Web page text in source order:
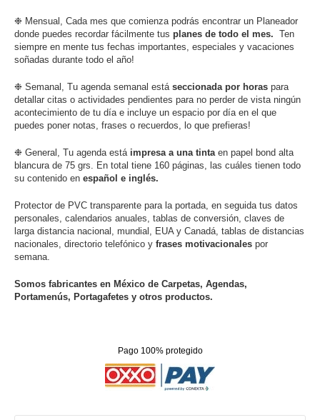
❉ Mensual, Cada mes que comienza podrás encontrar un Planeador
donde puedes recordar fácilmente tus planes de todo el mes. Ten
siempre en mente tus fechas importantes, especiales y vacaciones
soñadas durante todo el año!
❉ Semanal, Tu agenda semanal está seccionada por horas para
detallar citas o actividades pendientes para no perder de vista ningún
acontecimiento de tu día e incluye un espacio por día en el que
puedes poner notas, frases o recuerdos, lo que prefieras!
❉ General, Tu agenda está impresa a una tintaen papel bond alta
blancura de 75 grs. En total tiene 160 páginas, las cuáles tienen todo
su contenido en español e inglés.
Protector de PVC transparente para la portada, en seguida tus datos
personales, calendarios anuales, tablas de conversión, claves de
larga distancia nacional, mundial, EUA y Canadá, tablas de distancias
nacionales, directorio telefónico y frases motivacionales por
semana.
Somos fabricantes en México de Carpetas, Agendas,
Portamenús, Portagafetes y otros productos.
Pago 100% protegido